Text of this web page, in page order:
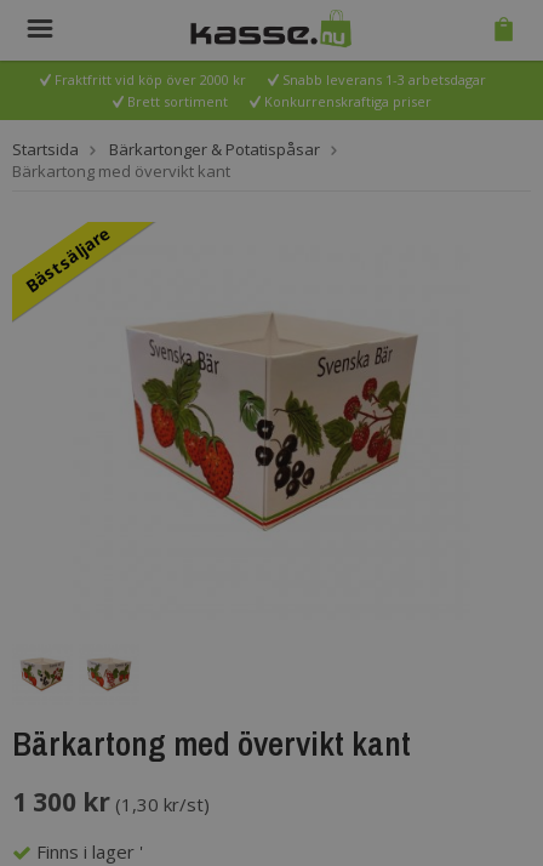
Fraktfritt vid köp över 2000 kr
Snabb leverans 1-3 arbetsdagar
Brett sortiment
Konkurrenskraftiga priser
Startsida
Bärkartonger & Potatispåsar
Bärkartong med övervikt kant
Bästsäljare
Bärkartong med övervikt kant
1 300 kr (1,30 kr/st)
Finns i lager '